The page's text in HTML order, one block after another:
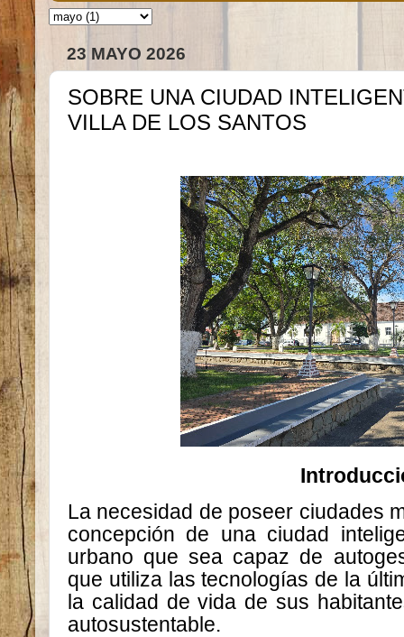
23 MAYO 2026
SOBRE UNA CIUDAD
VILLA DE LOS SANTOS
La necesidad de poseer ciudades
concepción de una ciudad
urbano que sea capaz de
que utiliza las tecnologías de la
la calidad de vida de sus
autosustentable.